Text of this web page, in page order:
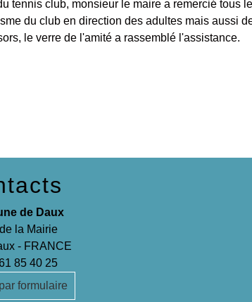
tennis club, monsieur le maire a remercié tous
du club en direction des adultes mais aussi
le verre de l'amité a rassemblé l'assistance.
de Daux
la Mairie
- FRANCE
85 40 25
formulaire